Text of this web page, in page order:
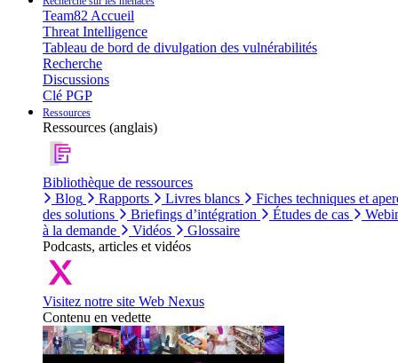
Team82 Accueil
Threat Intelligence
Tableau de bord de divulgation des vulnérabilités
Recherche
Discussions
Clé PGP
Ressources
Ressources (anglais)
Bibliothèque de ressources
Blog
Rapports Livres blancs
Fiches techniques et
des solutions
Briefings d’intégration Études de cas
à la demande
Vidéos
Glossaire
Podcasts, articles et vidéos
Visitez notre site Web Nexus
Contenu en vedette